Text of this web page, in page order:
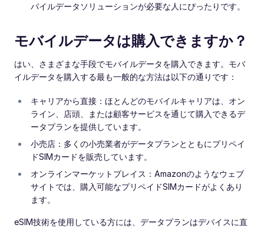
バイルデータソリューションが必要な人にぴったりです。
モバイルデータは購入できますか？
はい、さまざまな手段でモバイルデータを購入できます。モバ
イルデータを購入する最も一般的な方法は以下の通りです：
キャリアから直接：ほとんどのモバイルキャリアは、オン
ライン、店頭、または顧客サービスを通じて購入できるデ
ータプランを提供しています。
小売店：多くの小売業者がデータプランとともにプリペイ
ドSIMカードを販売しています。
オンラインマーケットプレイス：Amazonのようなウェブ
サイトでは、購入可能なプリペイドSIMカードがよくあり
ます。
eSIM技術を使用している方には、データプランはデバイスに直